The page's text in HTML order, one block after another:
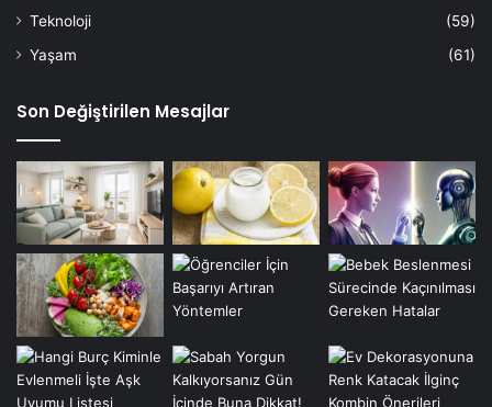
Teknoloji
(59)
Yaşam
(61)
Son Değiştirilen Mesajlar